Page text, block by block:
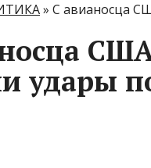
» С авианосца
удары